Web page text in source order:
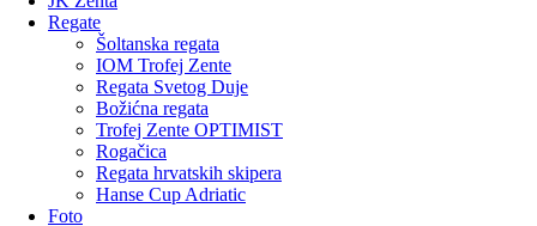
Regate
Šoltanska regata
IOM Trofej Zente
Regata Svetog Duje
Božićna regata
Trofej Zente OPTIMIST
Rogačica
Regata hrvatskih skipera
Hanse Cup Adriatic
Foto